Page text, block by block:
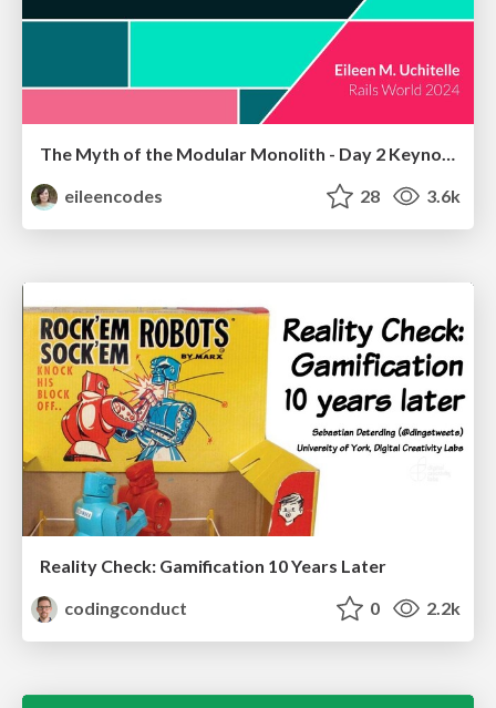
The Myth of the Modular Monolith - Day 2 Keynote - Rails World 2024
eileencodes
28 3.6k
Reality Check: Gamification 10 Years Later
codingconduct
0 2.2k